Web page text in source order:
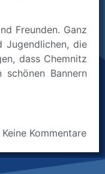
Freunden. Ganz
Jugendlichen, die
dass Chemnitz
Bannern
Keine Kommentare